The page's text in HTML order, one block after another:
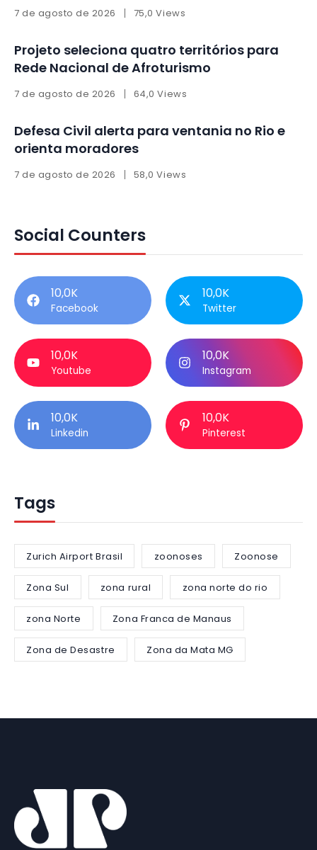
7 de agosto de 2026 75,0 Views
Projeto seleciona quatro territórios para
Rede Nacional de Afroturismo
7 de agosto de 2026 64,0 Views
Defesa Civil alerta para ventania no Rio e
orienta moradores
7 de agosto de 2026 58,0 Views
Social Counters
10,0K
Facebook
10,0K
Twitter
10,0K
Youtube
10,0K
Instagram
10,0K
Linkedin
10,0K
Pinterest
Tags
Zurich Airport Brasil zoonoses Zoonose
Zona Sul zona rural zona norte do rio
zona Norte Zona Franca de Manaus
Zona de Desastre Zona da Mata MG